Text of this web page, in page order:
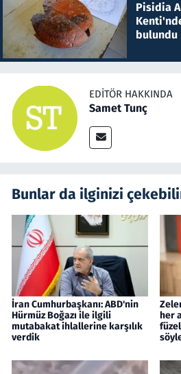
Pisidia
bulundu
EDITÖR HAKKINDA
Samet Tunç
Bunlar da ilginizi
İran Cumhurbaşkanı: ABD'nin
Hürmüz Boğazı ile ilgili
mutabakat ihlallerine karşılık
verdik
her